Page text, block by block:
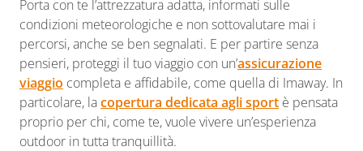
Porta con te l’attrezzatura adatta, informati sulle
condizioni meteorologiche e non sottovalutare mai i
percorsi, anche se ben segnalati. E per partire senza
pensieri, proteggi il tuo viaggio con un’assicurazione
viaggio completa e affidabile, come quella di Imaway. In
particolare, lacopertura dedicata agli sport è pensata
proprio per chi, come te, vuole vivere un’esperienza
outdoor in tutta tranquillità.